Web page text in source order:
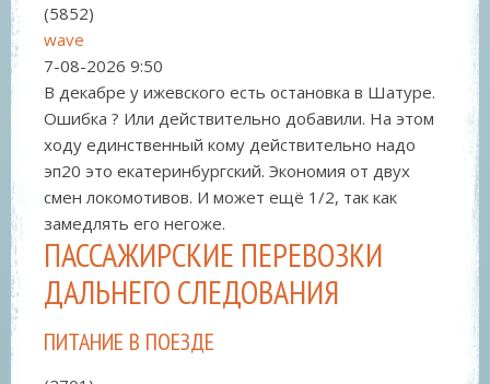
(5852)
wave
7-08-2026 9:50
В декабре у ижевского есть остановка в Шатуре.
Ошибка ? Или действительно добавили. На этом
ходу единственный кому действительно надо
эп20 это екатеринбургский. Экономия от двух
смен локомотивов. И может ещё 1/2, так как
замедлять его негоже.
ПАССАЖИРСКИЕ ПЕРЕВОЗКИ
ДАЛЬНЕГО СЛЕДОВАНИЯ
ПИТАНИЕ В ПОЕЗДЕ